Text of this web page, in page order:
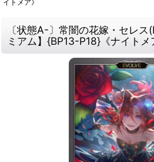
イトメア》
〔状態A-〕常闇の花嫁・セレス
ミアム】{BP13-P18}《ナイトメ